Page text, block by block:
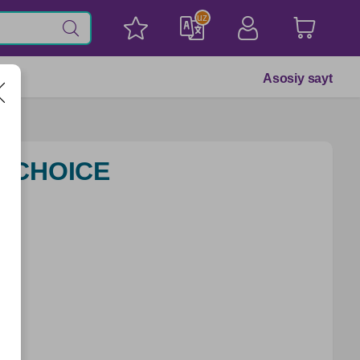
uz
Asosiy sayt